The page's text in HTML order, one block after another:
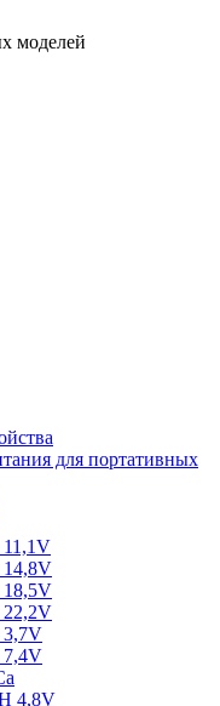
моделей
для портативных
3,7V
7,4V
4,8V